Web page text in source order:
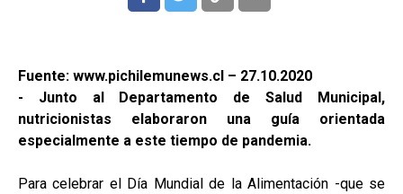
Fuente: www.pichilemunews.cl – 27.10.2020
- Junto al Departamento de Salud Municipal,
nutricionistas elaboraron una guía orientada
especialmente a este tiempo de pandemia.
Para celebrar el Día Mundial de la Alimentación -que se